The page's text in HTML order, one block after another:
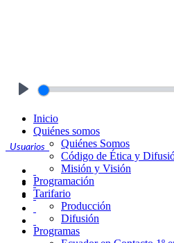
Usuarios
Inicio
Quiénes somos
Quiénes Somos
Código de Ética y
Misión y Visión
Programación
Tarifario
Producción
Difusión
Programas